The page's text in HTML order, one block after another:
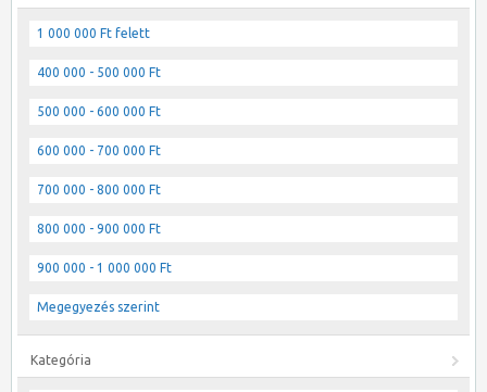
1 000 000 Ft felett
400 000 - 500 000 Ft
500 000 - 600 000 Ft
600 000 - 700 000 Ft
700 000 - 800 000 Ft
800 000 - 900 000 Ft
900 000 - 1 000 000 Ft
Megegyezés szerint
Kategória